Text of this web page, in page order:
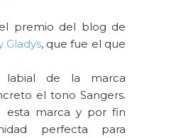
premio del blog de
Gladys, que fue el que
de la marca
el tono Sangers.
esta marca y por fin
perfecta para